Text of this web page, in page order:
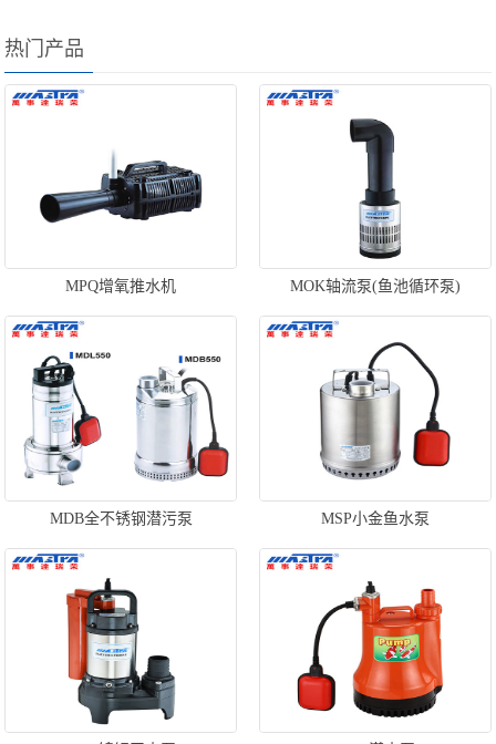
热门产品
MPQ增氧推水机 MOK轴流泵(鱼池循环泵)
MDB全不锈钢潜污泵 MSP小金鱼水泵